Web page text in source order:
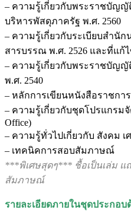
– ความรู้เกี่ยวกับพระราชบัญญั
บริหารพัสดุภาครัฐ พ.ศ. 2560
– ความรู้เกี่ยวกับระเบียบสำนั
สารบรรณ พ.ศ. 2526 และที่แก้ไ
– ความรู้เกี่ยวกับพระราชบัญ
พ.ศ. 2540
– หลักการเขียนหนังสือราชการ
– ความรู้เกี่ยวกับชุดโปรแกรม
Office)
– ความรู้ทั่วไปเกี่ยวกับ สังคม เ
– เทคนิคการสอบสัมภาษณ์
***พิเศษสุดๆ*** ชื้อเป็นเล่ม
สัมภาษณ์
รายละเอียดภายในชุดประกอบ